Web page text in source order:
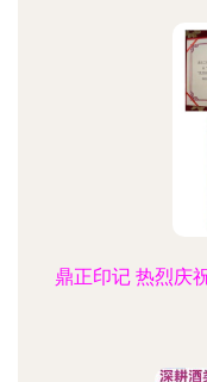
鼎正印记 热烈庆